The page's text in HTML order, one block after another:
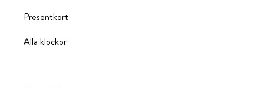
Presentkort
Alla klockor